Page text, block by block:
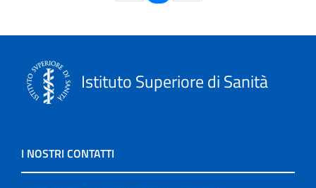
Istituto Superiore di Sanità
I NOSTRI CONTATTI